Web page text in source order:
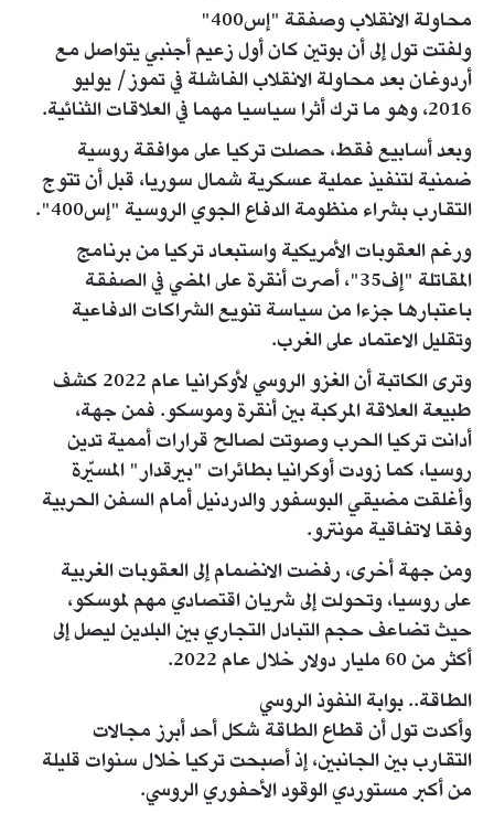
محاولة الانقلاب وصفقة "إس400"
ولفتت تول إلى أن بوتين كان أول زعيم أجنبي يتواصل مع
أردوغان بعد محاولة الانقلاب الفاشلة في تموز/ يوليو
2016، وهو ما ترك أثرا سياسيا مهما في العلاقات الثنائية.
وبعد أسابيع فقط، حصلت تركيا على موافقة روسية
ضمنية لتنفيذ عملية عسكرية شمال سوريا، قبل أن تتوج
التقارب بشراء منظومة الدفاع الجوي الروسية "إس400".
ورغم العقوبات الأمريكية واستبعاد تركيا من برنامج
المقاتلة "إف35"، أصرت أنقرة على المضي في الصفقة
باعتبارها جزءا من سياسة تنويع الشراكات الدفاعية
وتقليل الاعتماد على الغرب.
وترى الكاتبة أن الغزو الروسي لأوكرانيا عام 2022 كشف
طبيعة العلاقة المركبة بين أنقرة وموسكو. فمن جهة،
أدانت تركيا الحرب وصوتت لصالح قرارات أممية تدين
روسيا، كما زودت أوكرانيا بطائرات "بيرقدار" المسيّرة
وأغلقت مضيقي البوسفور والدردنيل أمام السفن الحربية
وفقا لاتفاقية مونترو.
ومن جهة أخرى، رفضت الانضمام إلى العقوبات الغربية
على روسيا، وتحولت إلى شريان اقتصادي مهم لموسكو،
حيث تضاعف حجم التبادل التجاري بين البلدين ليصل إلى
أكثر من 60 مليار دولار خلال عام 2022.
الطاقة.. بوابة النفوذ الروسي
وأكدت تول أن قطاع الطاقة شكل أحد أبرز مجالات
التقارب بين الجانبين، إذ أصبحت تركيا خلال سنوات قليلة
من أكبر مستوردي الوقود الأحفوري الروسي.